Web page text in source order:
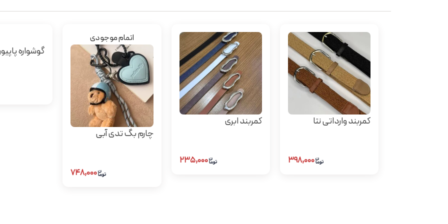
کمربند وارداتی نتا
۳۹۸,۰۰۰
کمربند ابری
۲۳۵,۰۰۰
اتمام موجودی
چارم بگ تدی آبی
۷۴۸,۰۰۰
گوشواره